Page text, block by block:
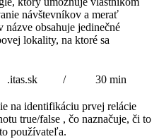
návštevníkov a merať
obsahuje jedinečné
lokality, na ktoré sa
.itas.sk / 30 min
na identifikáciu prvej relácie
true/false , čo naznačuje, či to
používateľa.